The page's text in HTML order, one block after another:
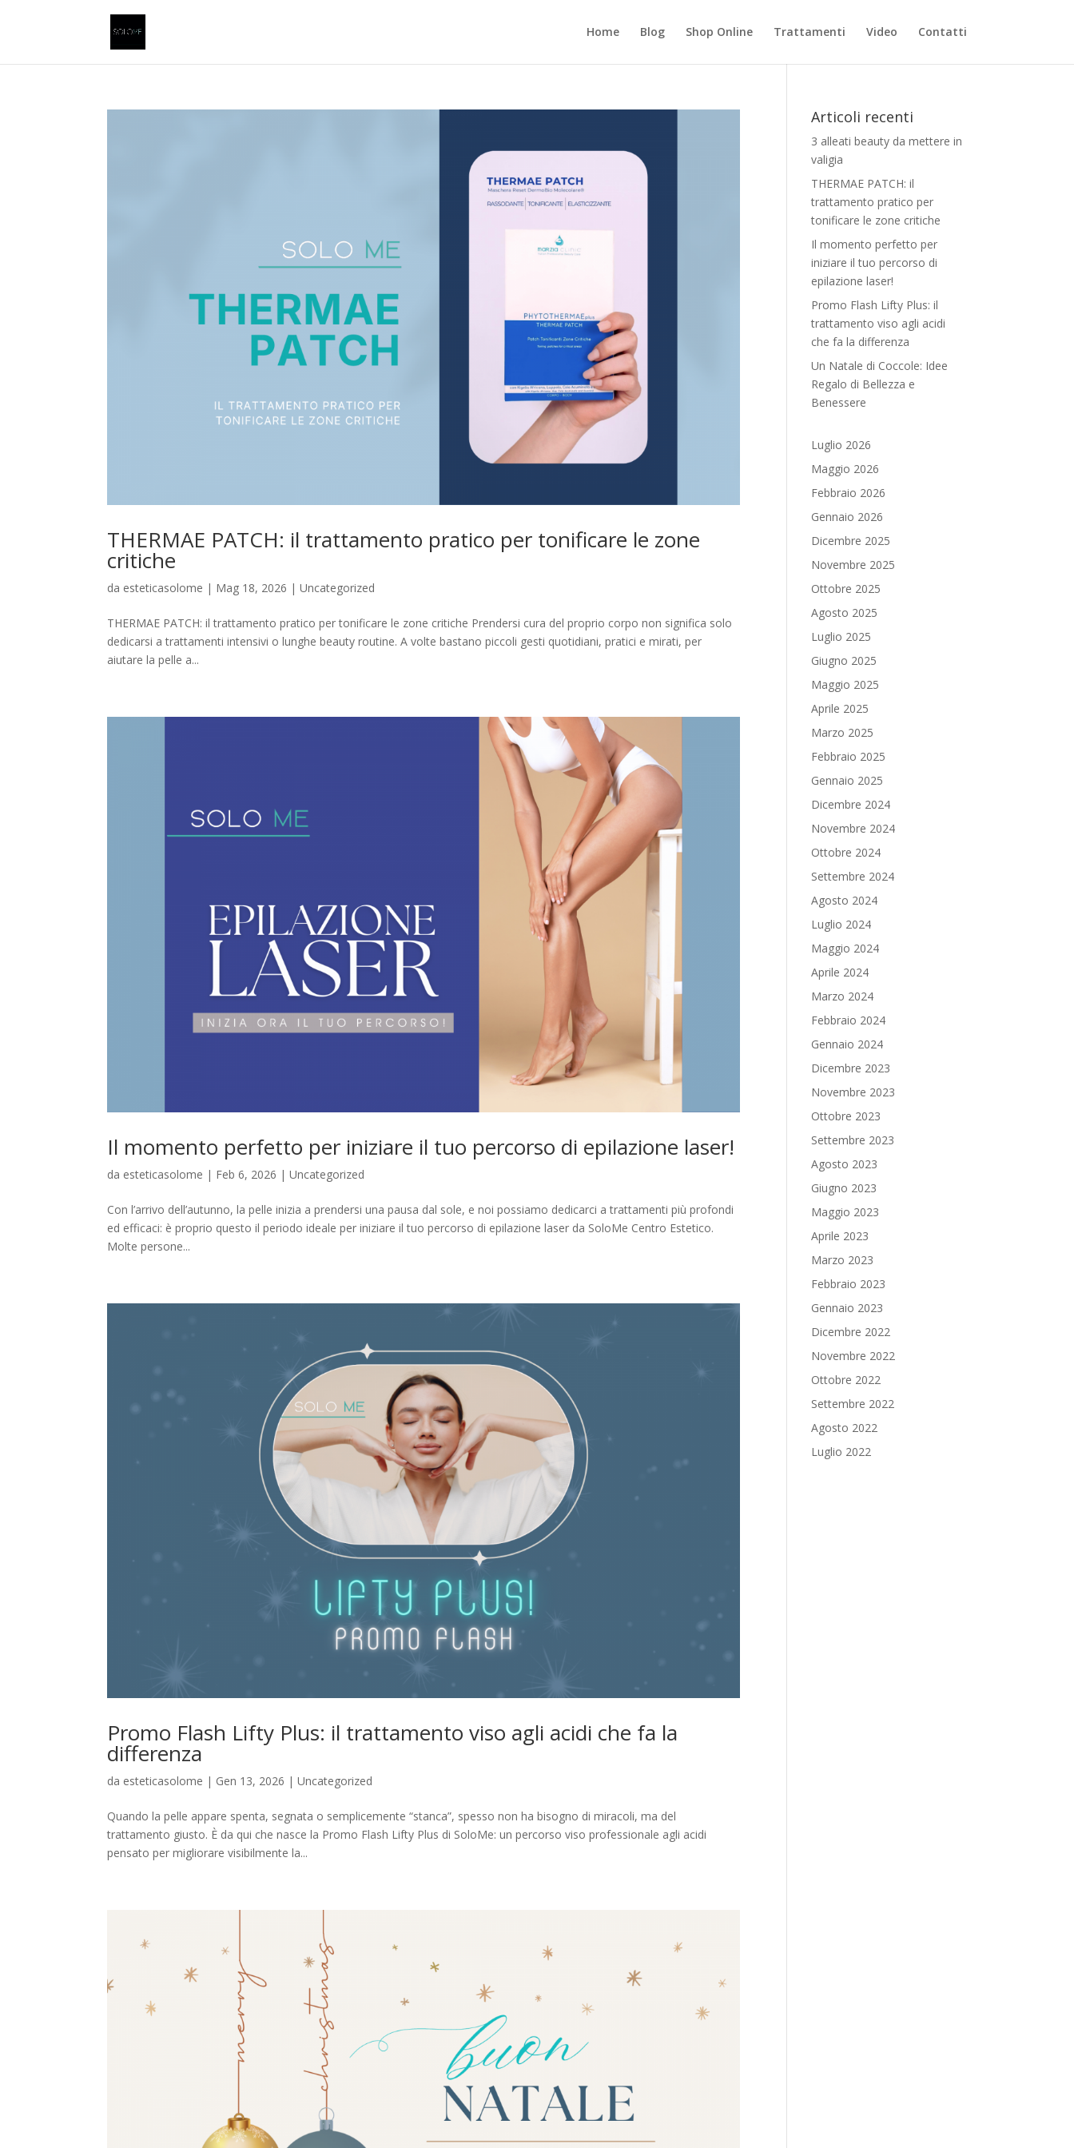
Home Blog Shop Online Trattamenti Video Contatti
THERMAE PATCH: il trattamento pratico per tonificare le zone
critiche
da esteticasolome | Mag 18, 2026 |Uncategorized
THERMAE PATCH: il trattamento pratico per tonificare le zone critiche Prendersi cura del proprio corpo non significa solo
dedicarsi a trattamenti intensivi o lunghe beauty routine. A volte bastano piccoli gesti quotidiani, pratici e mirati, per
aiutare la pelle a...
Il momento perfetto per iniziare il tuo percorso di epilazione laser!
da esteticasolome | Feb 6, 2026 |Uncategorized
Con l’arrivo dell’autunno, la pelle inizia a prendersi una pausa dal sole, e noi possiamo dedicarci a trattamenti più profondi
ed efficaci: è proprio questo il periodo ideale per iniziare il tuo percorso di epilazione laser da SoloMe Centro Estetico.
Molte persone...
Promo Flash Lifty Plus: il trattamento viso agli acidi che fa la
differenza
da esteticasolome | Gen 13, 2026 |Uncategorized
Quando la pelle appare spenta, segnata o semplicemente “stanca”, spesso non ha bisogno di miracoli, ma del
trattamento giusto. È da qui che nasce la Promo Flash Lifty Plus di SoloMe: un percorso viso professionale agli acidi
pensato per migliorare visibilmente la...
Articoli recenti
3 alleati beauty da mettere in
valigia
THERMAE PATCH: il
trattamento pratico per
tonificare le zone critiche
Il momento perfetto per
iniziare il tuo percorso di
epilazione laser!
Promo Flash Lifty Plus: il
trattamento viso agli acidi
che fa la differenza
Un Natale di Coccole: Idee
Regalo di Bellezza e
Benessere
Luglio 2026
Maggio 2026
Febbraio 2026
Gennaio 2026
Dicembre 2025
Novembre 2025
Ottobre 2025
Agosto 2025
Luglio 2025
Giugno 2025
Maggio 2025
Aprile 2025
Marzo 2025
Febbraio 2025
Gennaio 2025
Dicembre 2024
Novembre 2024
Ottobre 2024
Settembre 2024
Agosto 2024
Luglio 2024
Maggio 2024
Aprile 2024
Marzo 2024
Febbraio 2024
Gennaio 2024
Dicembre 2023
Novembre 2023
Ottobre 2023
Settembre 2023
Agosto 2023
Giugno 2023
Maggio 2023
Aprile 2023
Marzo 2023
Febbraio 2023
Gennaio 2023
Dicembre 2022
Novembre 2022
Ottobre 2022
Settembre 2022
Agosto 2022
Luglio 2022